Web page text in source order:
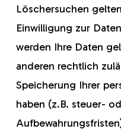
Löschersuchen
Einwilligung zur
werden Ihre Daten
anderen rechtlich
Speicherung Ihrer
haben (z.B. steuer-